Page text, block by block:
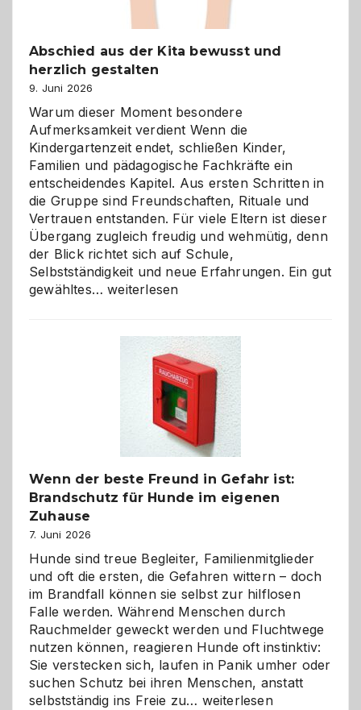
Abschied aus der Kita bewusst und
herzlich gestalten
9. Juni 2026
Warum dieser Moment besondere
Aufmerksamkeit verdient Wenn die
Kindergartenzeit endet, schließen Kinder,
Familien und pädagogische Fachkräfte ein
entscheidendes Kapitel. Aus ersten Schritten in
die Gruppe sind Freundschaften, Rituale und
Vertrauen entstanden. Für viele Eltern ist dieser
Übergang zugleich freudig und wehmütig, denn
der Blick richtet sich auf Schule,
Selbstständigkeit und neue Erfahrungen. Ein gut
gewähltes…Abschied
bewusst
herzlich
gestalten
weiterlesen
Wenn der beste Freund in Gefahr ist:
Brandschutz für Hunde im eigenen
Zuhause
7. Juni 2026
Hunde sind treue Begleiter, Familienmitglieder
und oft die ersten, die Gefahren wittern – doch
im Brandfall können sie selbst zur hilflosen
Falle werden. Während Menschen durch
Rauchmelder geweckt werden und Fluchtwege
nutzen können, reagieren Hunde oft instinktiv:
Sie verstecken sich, laufen in Panik umher oder
suchen Schutz bei ihren Menschen, anstatt
selbstständig ins Freie zu… Wenn
weiterlesen